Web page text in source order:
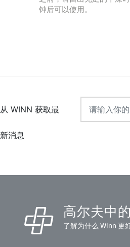
钟后可以使用。
高尔夫中
了解为什么 Winn 更